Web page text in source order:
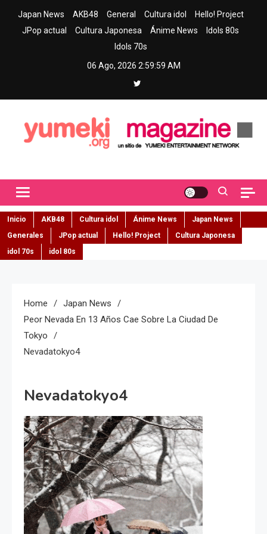
Japan News AKB48 General Cultura idol
Hello! Project
JPop actual
Cultura Japonesa Ánime News
Idols 80s
Idols 70s
06 Ago, 2026 3:00:00 AM
Inicio AKB48 Cultura idol Ánime News
Japan News
Generales
JPop actual Hello! Project
Cultura Japonesa
idol 70s
idol 80s
Home
Japan News
Peor Nevada En 13 Años Cae Sobre La Ciudad De
Tokyo
Nevadatokyo4
Nevadatokyo4